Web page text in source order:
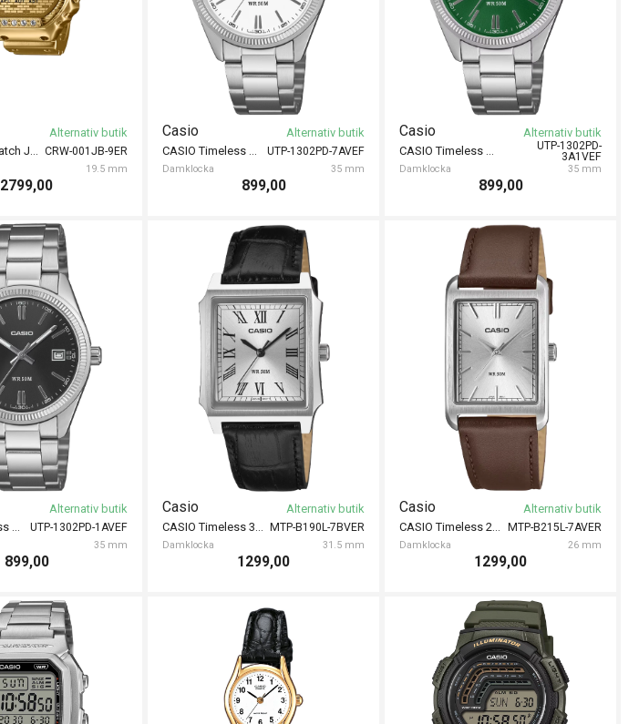
CRW-001JB-9ER
19.5 mm
CASIO Ring Watch J Balvin 19.5mm
Alternativ butik
2799,00
UTP-1302PD-7AVEF
Casio
Damklocka 35 mm
CASIO Timeless 35mm
Alternativ butik
899,00
UTP-1302PD-
3A1VEF
Casio
Damklocka 35 mm
CASIO Timeless 35mm
Alternativ butik
899,00
UTP-1302PD-1AVEF
35 mm
CASIO Timeless 35mm
Alternativ butik
899,00
MTP-B190L-7BVER
Casio
Damklocka 31.5 mm
CASIO Timeless 31mm
Alternativ butik
1299,00
MTP-B215L-7AVER
Casio
Damklocka 26 mm
CASIO Timeless 26mm
Alternativ butik
1299,00